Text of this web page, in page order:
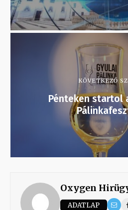
KÖVETKEZŐ
Pénteken startol
Oxygen
ADATLAP